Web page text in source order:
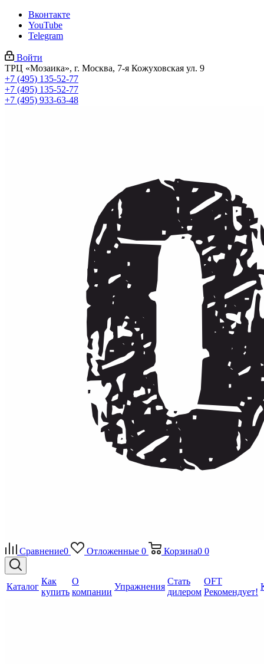
Вконтакте
YouTube
Telegram
Войти
ТРЦ «Мозаика», г. Москва, 7-я Кожуховская ул. 9
+7 (495) 135-52-77
+7 (495) 135-52-77
+7 (495) 933-63-48
Сравнение0 Отложенные 0 Корзина0 0
Каталог
Как
купить
О
компании
Упражнения
Стать
дилером
OFT
Рекомендует!